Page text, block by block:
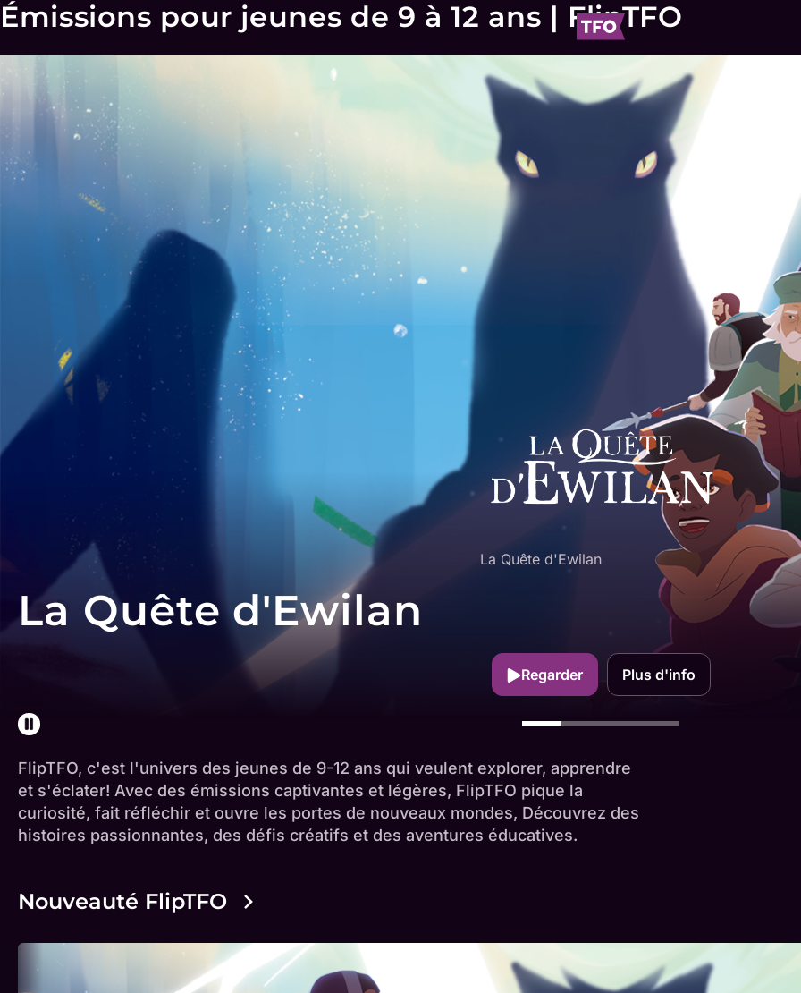
Émissions pour jeunes de 9 à 12 ans | FlipTFO
La Quête d'Ewilan
La Quête d'Ewilan
Regarder Plus d'info
FlipTFO, c'est l'univers des jeunes de 9-12 ans qui veulent explorer, apprendre
et s'éclater! Avec des émissions captivantes et légères, FlipTFO pique la
curiosité, fait réfléchir et ouvre les portes de nouveaux mondes, Découvrez des
histoires passionnantes, des défis créatifs et des aventures éducatives.
Nouveauté FlipTFO